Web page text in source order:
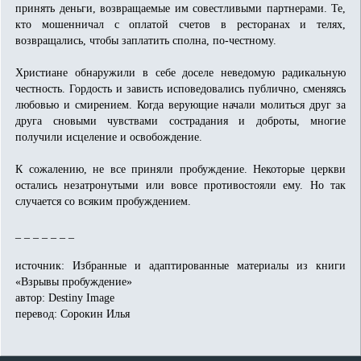
принять деньги, возвращаемые им совестливыми партнерами. Те,
кто мошенничал с оплатой счетов в ресторанах и телях,
возвращались, чтобы заплатить сполна, по-честному.
Христиане обнаружили в себе доселе неведомую радикальную
честность. Гордость и зависть исповедовались публично, сменяясь
любовью и смирением. Когда верующие начали молиться друг за
друга сновыми чувствами сострадания и доброты, многие
получили исцеление и освобождение.
К сожалению, не все приняли пробуждение. Некоторые церкви
остались незатронутыми или вовсе противостояли ему. Но так
случается со всяким пробуждением.
источник: Избранные и адаптированные материалы из книги
«Взрывы пробуждение»
автор: Destiny Image
перевод: Сорокин Илья